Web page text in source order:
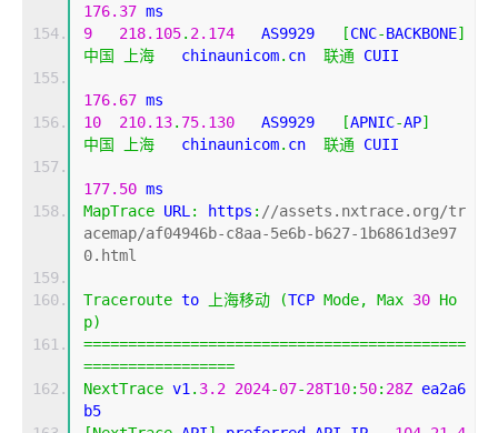
176.37 ms
9
218.105. 2.174
   AS9929
[CNC-BACKBONE]
中国
上海
   chinaunicom
. cn 联通 CUII
176.67 ms
10
210.13. 75.130
   AS9929
[APNIC-AP]
中国
上海
   chinaunicom
. cn 联通 CUII
177.50 ms
MapTrace URL: https : //assets.nxtrace.org/tr
acemap/af04946b-c8aa-5e6b-b627-1b6861d3e97
0.html
Traceroute to 上海移动 (TCP Mode, Max 30 Ho
p)
===========================================
=================
NextTrace v1. 3.2 2024-07-28T10: 50: 28Z ea2a6
b5